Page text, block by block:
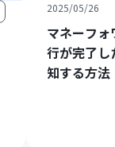
2025/05/26
マネーフ
行が完了
知する方法